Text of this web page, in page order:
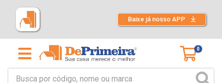
Baixe já nosso APP
0